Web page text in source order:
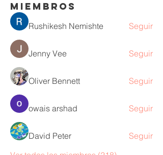
Miembros
Rushikesh Nemishte Seguir
Jenny Vee Seguir
Oliver Bennett Seguir
owais arshad Seguir
David Peter
Seguir